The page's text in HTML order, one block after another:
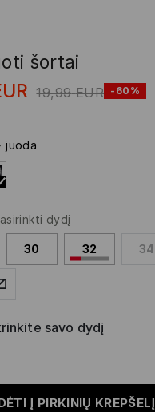
šortai
19,99 EUR -60%
juoda
dydį
30 32 34
savo dydį
Į PIRKINIŲ KREPŠELĮ